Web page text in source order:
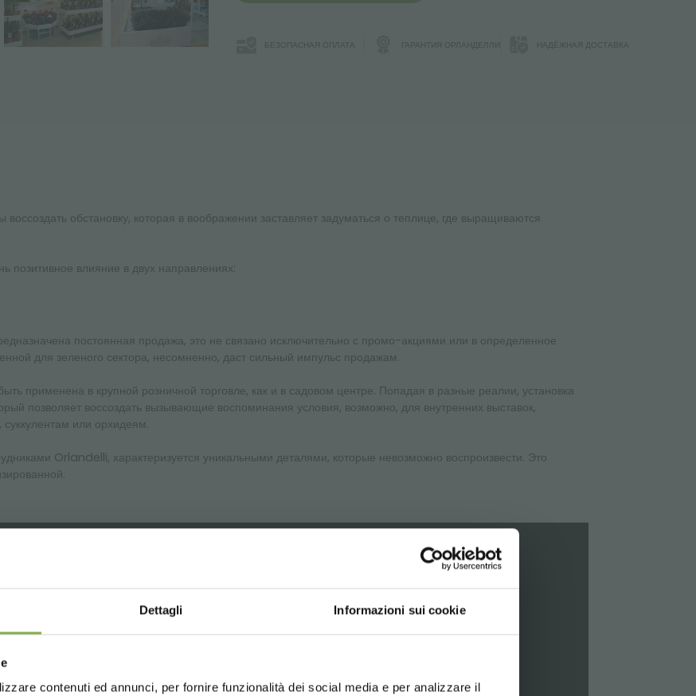
Dettagli Informazioni sui cookie
contenuti ed annunci, per fornire funzionalità dei social media e per analizzare il
БЕЗОПАСНАЯ ОПЛАТА ГАРАНТИЯ ОРЛАНДЕЛЛИ НАДЁЖНАЯ ДОСТАВКА
обстановку, которая в воображении заставляет задуматься о теплице, где выращиваются
позитивное влияние в двух направлениях:
постоянная продажа, это не связано исключительно с промо-акциями или в определенное
для зеленого сектора, несомненно, даст сильный импульс продажам.
в крупной розничной торговле, как и в садовом центре. Попадая в разные реалии, установка
позволяет воссоздать вызывающие воспоминания условия, возможно, для внутренних выставок,
или орхидеям.
Orlandelli, характеризуется уникальными деталями, которые невозможно воспроизвести. Это
ТЕХНИЧЕСКИЙ